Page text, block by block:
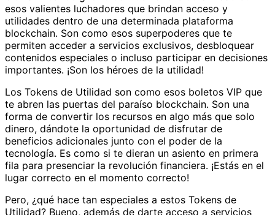
esos valientes luchadores que brindan acceso y
utilidades dentro de una determinada plataforma
blockchain. Son como esos superpoderes que te
permiten acceder a servicios exclusivos, desbloquear
contenidos especiales o incluso participar en decisiones
importantes. ¡Son los héroes de la utilidad!
Los Tokens de Utilidad son como esos boletos VIP que
te abren las puertas del paraíso blockchain. Son una
forma de convertir los recursos en algo más que solo
dinero, dándote la oportunidad de disfrutar de
beneficios adicionales junto con el poder de la
tecnología. Es como si te dieran un asiento en primera
fila para presenciar la revolución financiera. ¡Estás en el
lugar correcto en el momento correcto!
Pero, ¿qué hace tan especiales a estos Tokens de
Utilidad? Bueno, además de darte acceso a servicios